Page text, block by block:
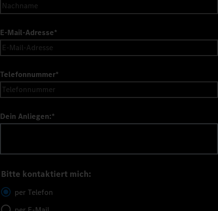
E-Mail-Adresse*
Telefonnummer*
Dein Anliegen:*
Bitte kontaktiert mich:
per Telefon